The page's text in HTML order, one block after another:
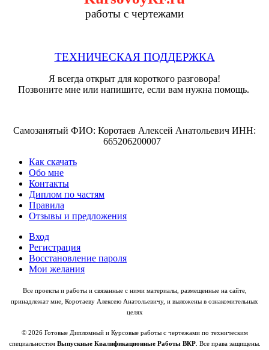
работы с чертежами
ТЕХНИЧЕСКАЯ ПОДДЕРЖКА
Я всегда открыт для короткого разговора!
Позвоните мне или напишите, если вам нужна помощь.
Самозанятый ФИО: Коротаев Алексей Анатольевич ИНН:
665206200007
Как скачать
Обо мне
Контакты
Диплом по частям
Правила
Отзывы и предложения
Вход
Регистрация
Восстановление пароля
Мои желания
Все проекты и работы и связанные с ними материалы, размещенные на сайте,
принадлежат мне, Коротаеву Алексею Анатольевичу, и выложены в ознакомительных
целях
© 2026 Готовые Дипломный и Курсовые работы с чертежами по техническим
специальностям Выпускные Квалификационные Работы ВКР. Все права защищены.